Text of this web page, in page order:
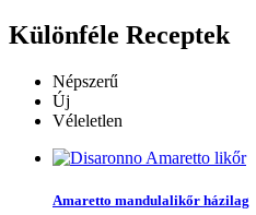
Különféle Receptek
Népszerű
Új
Véleletlen
Amaretto mandulalikőr házilag